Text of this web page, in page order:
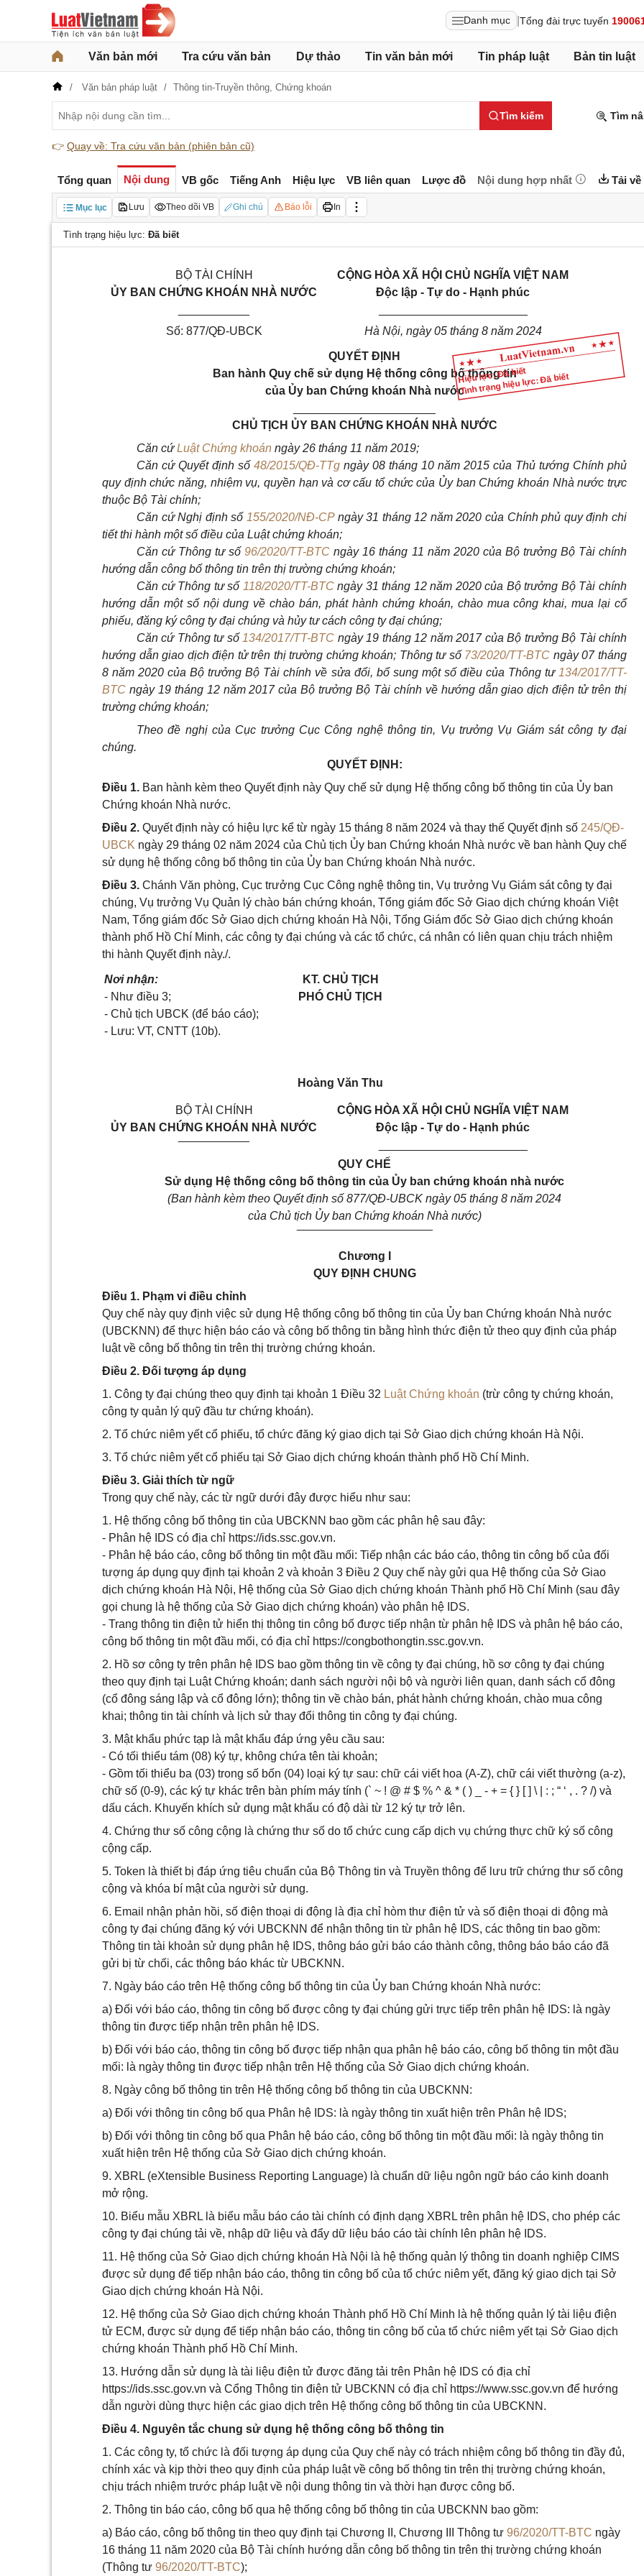
Danh mục Tổng đài trực tuyến
Văn bản mới Tra cứu văn bản Dự thảo Tin văn bản mới Tin pháp luật Bản tin luật
Văn bản pháp luật Thông tin-Truyền thông, Chứng khoán
Tìm kiếm Tìm
👉 Quay về: Tra cứu văn bản (phiên bản cũ)
Tổng quan Nội dung VB gốc Tiếng Anh Hiệu lực VB liên quan Lược đồ Nội dung hợp nhất Tải về
Mục lục Lưu Theo dõi VB Ghi chú Báo lỗi In
Tình trạng hiệu lực: Đã biết
Hiệu lực: Đã biết
Tình trạng hiệu lực: Đã biết
BỘ TÀI CHÍNH
ỦY BAN CHỨNG KHOÁN NHÀ NƯỚC
CỘNG HÒA XÃ HỘI CHỦ NGHĨA VIỆT NAM
Độc lập - Tự do - Hạnh phúc
Số: 877/QĐ-UBCK
Hà Nội, ngày 05 tháng 8 năm 2024
QUYẾT ĐỊNH
Ban hành Quy chế sử dụng Hệ thống công bố thông tin
của Ủy ban Chứng khoán Nhà nước
CHỦ TỊCH ỦY BAN CHỨNG KHOÁN NHÀ NƯỚC
Căn cứLuật Chứng khoán ngày 26 tháng 11 năm 2019;
Căn cứ Quyết định số 48/2015/QĐ-TTg ngày 08 tháng 10 năm 2015 của Thủ tướng Chính phủ
quy định chức năng, nhiệm vụ, quyền hạn và cơ cấu tổ chức của Ủy ban Chứng khoán Nhà nước trực
thuộc Bộ Tài chính;
Căn cứ Nghị định số 155/2020/NĐ-CPngày 31 tháng 12 năm 2020 của Chính phủ quy định chi
tiết thi hành một số điều của Luật chứng khoán;
Căn cứ Thông tư số96/2020/TT-BTC ngày 16 tháng 11 năm 2020 của Bộ trưởng Bộ Tài chính
hướng dẫn công bố thông tin trên thị trường chứng khoán;
Căn cứ Thông tư số 118/2020/TT-BTCngày 31 tháng 12 năm 2020 của Bộ trưởng Bộ Tài chính
hướng dẫn một số nội dung về chào bán, phát hành chứng khoán, chào mua công khai, mua lại cổ
phiếu, đăng ký công ty đại chúng và hủy tư cách công ty đại chúng;
Căn cứ Thông tư số 134/2017/TT-BTC ngày 19 tháng 12 năm 2017 của Bộ trưởng Bộ Tài chính
hướng dẫn giao dịch điện tử trên thị trường chứng khoán; Thông tư số 73/2020/TT-BTC ngày 07 tháng
8 năm 2020 của Bộ trưởng Bộ Tài chính về sửa đổi, bổ sung một số điều của Thông tư 134/2017/TT-
BTC ngày 19 tháng 12 năm 2017 của Bộ trưởng Bộ Tài chính về hướng dẫn giao dịch điện tử trên thị
trường chứng khoán;
Theo đề nghị của Cục trưởng Cục Công nghệ thông tin, Vụ trưởng Vụ Giám sát công ty đại
chúng.
QUYẾT ĐỊNH:
Điều 1. Ban hành kèm theo Quyết định này Quy chế sử dụng Hệ thống công bố thông tin của Ủy ban
Chứng khoán Nhà nước.
Điều 2. Quyết định này có hiệu lực kể từ ngày 15 tháng 8 năm 2024 và thay thế Quyết định số 245/QĐ-
UBCK ngày 29 tháng 02 năm 2024 của Chủ tịch Ủy ban Chứng khoán Nhà nước về ban hành Quy chế
sử dụng hệ thống công bố thông tin của Ủy ban Chứng khoán Nhà nước.
Điều 3. Chánh Văn phòng, Cục trưởng Cục Công nghệ thông tin, Vụ trưởng Vụ Giám sát công ty đại
chúng, Vụ trưởng Vụ Quản lý chào bán chứng khoán, Tổng giám đốc Sở Giao dịch chứng khoán Việt
Nam, Tổng giám đốc Sở Giao dịch chứng khoán Hà Nội, Tổng Giám đốc Sở Giao dịch chứng khoán
thành phố Hồ Chí Minh, các công ty đại chúng và các tổ chức, cá nhân có liên quan chịu trách nhiệm
thi hành Quyết định này./.
Nơi nhận:
- Như điều 3;
- Chủ tịch UBCK (để báo cáo);
- Lưu: VT, CNTT (10b).
KT. CHỦ TỊCH
PHÓ CHỦ TỊCH
Hoàng Văn Thu
BỘ TÀI CHÍNH
ỦY BAN CHỨNG KHOÁN NHÀ NƯỚC
CỘNG HÒA XÃ HỘI CHỦ NGHĨA VIỆT NAM
Độc lập - Tự do - Hạnh phúc
QUY CHẾ
Sử dụng Hệ thống công bố thông tin của Ủy ban chứng khoán nhà nước
(Ban hành kèm theo Quyết định số 877/QĐ-UBCK ngày 05 tháng 8 năm 2024
của Chủ tịch Ủy ban Chứng khoán Nhà nước)
_____________________
Chương I
QUY ĐỊNH CHUNG
Điều 1. Phạm vi điều chỉnh
Quy chế này quy định việc sử dụng Hệ thống công bố thông tin của Ủy ban Chứng khoán Nhà nước
(UBCKNN) để thực hiện báo cáo và công bố thông tin bằng hình thức điện tử theo quy định của pháp
luật về công bố thông tin trên thị trường chứng khoán.
Điều 2. Đối tượng áp dụng
1. Công ty đại chúng theo quy định tại khoản 1 Điều 32 Luật Chứng khoán (trừ công ty chứng khoán,
công ty quản lý quỹ đầu tư chứng khoán).
2. Tổ chức niêm yết cổ phiếu, tổ chức đăng ký giao dịch tại Sở Giao dịch chứng khoán Hà Nội.
3. Tổ chức niêm yết cổ phiếu tại Sở Giao dịch chứng khoán thành phố Hồ Chí Minh.
Điều 3. Giải thích từ ngữ
Trong quy chế này, các từ ngữ dưới đây được hiểu như sau:
1. Hệ thống công bố thông tin của UBCKNN bao gồm các phân hệ sau đây:
- Phân hệ IDS có địa chỉ https://ids.ssc.gov.vn.
- Phân hệ báo cáo, công bố thông tin một đầu mối: Tiếp nhận các báo cáo, thông tin công bố của đối
tượng áp dụng quy định tại khoản 2 và khoản 3 Điều 2 Quy chế này gửi qua Hệ thống của Sở Giao
dịch chứng khoán Hà Nội, Hệ thống của Sở Giao dịch chứng khoán Thành phố Hồ Chí Minh (sau đây
gọi chung là hệ thống của Sở Giao dịch chứng khoán) vào phân hệ IDS.
- Trang thông tin điện tử hiển thị thông tin công bố được tiếp nhận từ phân hệ IDS và phân hệ báo cáo,
công bố thông tin một đầu mối, có địa chỉ https://congbothongtin.ssc.gov.vn.
2. Hồ sơ công ty trên phân hệ IDS bao gồm thông tin về công ty đại chúng, hồ sơ công ty đại chúng
theo quy định tại Luật Chứng khoán; danh sách người nội bộ và người liên quan, danh sách cổ đông
(cổ đông sáng lập và cổ đông lớn); thông tin về chào bán, phát hành chứng khoán, chào mua công
khai; thông tin tài chính và lịch sử thay đổi thông tin công ty đại chúng.
3. Mật khẩu phức tạp là mật khẩu đáp ứng yêu cầu sau:
- Có tối thiểu tám (08) ký tự, không chứa tên tài khoản;
- Gồm tối thiểu ba (03) trong số bốn (04) loại ký tự sau: chữ cái viết hoa (A-Z), chữ cái viết thường (a-z),
chữ số (0-9), các ký tự khác trên bàn phím máy tính (` ~ ! @ # $ % ^ & * ( ) _ - + = { } [ ] \ | : ; “ ‘ , . ? /) và
dấu cách. Khuyến khích sử dụng mật khẩu có độ dài từ 12 ký tự trở lên.
4. Chứng thư số công cộng là chứng thư số do tổ chức cung cấp dịch vụ chứng thực chữ ký số công
cộng cấp.
5. Token là thiết bị đáp ứng tiêu chuẩn của Bộ Thông tin và Truyền thông để lưu trữ chứng thư số công
cộng và khóa bí mật của người sử dụng.
6. Email nhận phản hồi, số điện thoại di động là địa chỉ hòm thư điện tử và số điện thoại di động mà
công ty đại chúng đăng ký với UBCKNN để nhận thông tin từ phân hệ IDS, các thông tin bao gồm:
Thông tin tài khoản sử dụng phân hệ IDS, thông báo gửi báo cáo thành công, thông báo báo cáo đã
gửi bị từ chối, các thông báo khác từ UBCKNN.
7. Ngày báo cáo trên Hệ thống công bố thông tin của Ủy ban Chứng khoán Nhà nước:
a) Đối với báo cáo, thông tin công bố được công ty đại chúng gửi trực tiếp trên phân hệ IDS: là ngày
thông tin được tiếp nhận trên phân hệ IDS.
b) Đối với báo cáo, thông tin công bố được tiếp nhận qua phân hệ báo cáo, công bố thông tin một đầu
mối: là ngày thông tin được tiếp nhận trên Hệ thống của Sở Giao dịch chứng khoán.
8. Ngày công bố thông tin trên Hệ thống công bố thông tin của UBCKNN:
a) Đối với thông tin công bố qua Phân hệ IDS: là ngày thông tin xuất hiện trên Phân hệ IDS;
b) Đối với thông tin công bố qua Phân hệ báo cáo, công bố thông tin một đầu mối: là ngày thông tin
xuất hiện trên Hệ thống của Sở Giao dịch chứng khoán.
9. XBRL (eXtensible Business Reporting Language) là chuẩn dữ liệu ngôn ngữ báo cáo kinh doanh
mở rộng.
10. Biểu mẫu XBRL là biểu mẫu báo cáo tài chính có định dạng XBRL trên phân hệ IDS, cho phép các
công ty đại chúng tải về, nhập dữ liệu và đẩy dữ liệu báo cáo tài chính lên phân hệ IDS.
11. Hệ thống của Sở Giao dịch chứng khoán Hà Nội là hệ thống quản lý thông tin doanh nghiệp CIMS
được sử dụng để tiếp nhận báo cáo, thông tin công bố của tổ chức niêm yết, đăng ký giao dịch tại Sở
Giao dịch chứng khoán Hà Nội.
12. Hệ thống của Sở Giao dịch chứng khoán Thành phố Hồ Chí Minh là hệ thống quản lý tài liệu điện
tử ECM, được sử dụng để tiếp nhận báo cáo, thông tin công bố của tổ chức niêm yết tại Sở Giao dịch
chứng khoán Thành phố Hồ Chí Minh.
13. Hướng dẫn sử dụng là tài liệu điện tử được đăng tải trên Phân hệ IDS có địa chỉ
https://ids.ssc.gov.vn và Cổng Thông tin điện tử UBCKNN có địa chỉ https://www.ssc.gov.vn để hướng
dẫn người dùng thực hiện các giao dịch trên Hệ thống công bố thông tin của UBCKNN.
Điều 4. Nguyên tắc chung sử dụng hệ thống công bố thông tin
1. Các công ty, tổ chức là đối tượng áp dụng của Quy chế này có trách nhiệm công bố thông tin đầy đủ,
chính xác và kịp thời theo quy định của pháp luật về công bố thông tin trên thị trường chứng khoán,
chịu trách nhiệm trước pháp luật về nội dung thông tin và thời hạn được công bố.
2. Thông tin báo cáo, công bố qua hệ thống công bố thông tin của UBCKNN bao gồm:
a) Báo cáo, công bố thông tin theo quy định tại Chương II, Chương III Thông tư 96/2020/TT-BTC ngày
16 tháng 11 năm 2020 của Bộ Tài chính hướng dẫn công bố thông tin trên thị trường chứng khoán
(Thông tư 96/2020/TT-BTC);